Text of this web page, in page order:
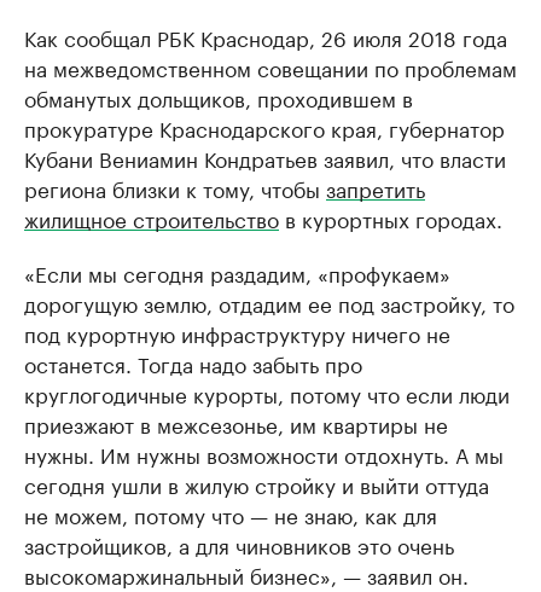
Как сообщал РБК Краснодар, 26 июля 2018 года
на межведомственном совещании по проблемам
обманутых дольщиков, проходившем в
прокуратуре Краснодарского края, губернатор
Кубани Вениамин Кондратьев заявил, что власти
региона близки к тому, чтобы запретить
жилищное строительство в курортных городах.
«Если мы сегодня раздадим, «профукаем»
дорогущую землю, отдадим ее под застройку, то
под курортную инфраструктуру ничего не
останется. Тогда надо забыть про
круглогодичные курорты, потому что если люди
приезжают в межсезонье, им квартиры не
нужны. Им нужны возможности отдохнуть. А мы
сегодня ушли в жилую стройку и выйти оттуда
не можем, потому что — не знаю, как для
застройщиков, а для чиновников это очень
высокомаржинальный бизнес», — заявил он.